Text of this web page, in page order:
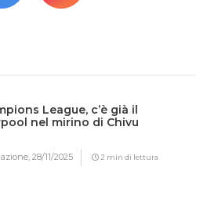
League, c’è già il
nel mirino di Chivu
28/11/2025 2 min di lettura